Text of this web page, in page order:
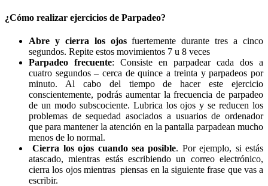
¿Cómo realizar ejercicios de Parpadeo?
Abre y cierra los ojosfuertemente durante tres a cinco
segundos. Repite estos movimientos 7 u 8 veces
Parpadeo frecuente: Consiste en parpadear cada dos a
cuatro segundos – cerca de quince a treinta y parpadeos por
minuto. Al cabo del tiempo de hacer este ejercicio
conscientemente, podrás aumentar la frecuencia de parpadeo
de un modo subscociente. Lubrica los ojos y se reducen los
problemas de sequedad asociados a usuarios de ordenador
que para mantener la atención en la pantalla parpadean mucho
menos de lo normal.
Cierra los ojos cuando sea posible. Por ejemplo, si estás
atascado, mientras estás escribiendo un correo electrónico,
cierra los ojos mientras piensas en la siguiente frase que vas a
escribir.